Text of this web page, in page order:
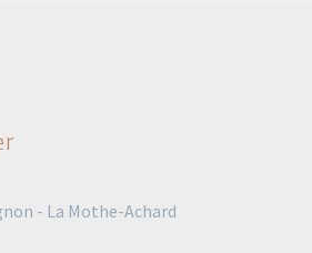
- La Mothe-Achard